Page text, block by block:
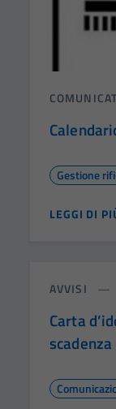
Gestione
LEGGI DI
AVVISI
Carta
scadenza